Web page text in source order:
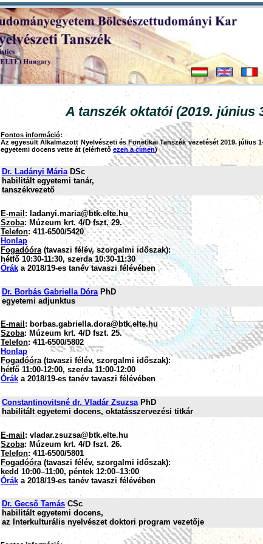
A tanszék oktatói (2019. június
Fontos információ:
Az egyesült Alkalmazott Nyelvészeti és Fonetikai Tanszék vezetését 2019. július
egyetemi docens vette át (elérhető ezen a címen)
Dr. Ladányi MáriaDSc
habilitált egyetemi tanár,
tanszékvezető
E-mail : ladanyi.maria@btk.elte.hu
Szoba: Múzeum krt. 4/D fszt. 29.
Telefon: 411-6500/5420
Honlap
Fogadóóra (tavaszi félév, szorgalmi időszak):
hétfő 10:30-11:30, szerda 10:30-11:30
Órák a 2018/19-es tanév tavaszi félévében
Dr. Borbás Gabriella Dóra PhD
egyetemi adjunktus
E-mail : borbas.gabriella.dora@btk.elte.hu
Szoba: Múzeum krt. 4/D fszt. 25.
Telefon: 411-6500/5802
Honlap
Fogadóóra(tavaszi félév, szorgalmi időszak):
hétfő 11:00-12:00, szerda 11:00-12:00
Órák a 2018/19-es tanév tavaszi félévében
Constantinovitsné dr. Vladár ZsuzsaPhD
habilitált egyetemi docens, oktatásszervezési titkár
E-mail: vladar.zsuzsa@btk.elte.hu
Szoba: Múzeum krt. 4/D fszt. 26.
Telefon: 411-6500/5801
Fogadóóra (tavaszi félév, szorgalmi időszak):
kedd 10:00–11:00, péntek 12:00–13:00
Órák a 2018/19-es tanév tavaszi félévében
Dr. Gecső Tamás CSc
habilitált egyetemi docens,
az Interkulturális nyelvészet doktori program vezetője